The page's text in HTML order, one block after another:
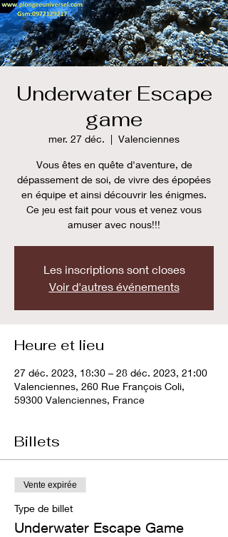
Underwater Escape
game
mer. 27 déc.
  |
Valenciennes
Vous êtes en quête d'aventure, de
dépassement de soi, de vivre des épopées
en équipe et ainsi découvrir les énigmes.
Ce jeu est fait pour vous et venez vous
amuser avec nous!!!
Les inscriptions sont closes
Voir d'autres événements
Heure et lieu
27 déc. 2023, 18:30 – 28 déc. 2023, 21:00
Valenciennes, 260 Rue François Coli,
59300 Valenciennes, France
Billets
Vente expirée
Type de billet
Underwater Escape Game